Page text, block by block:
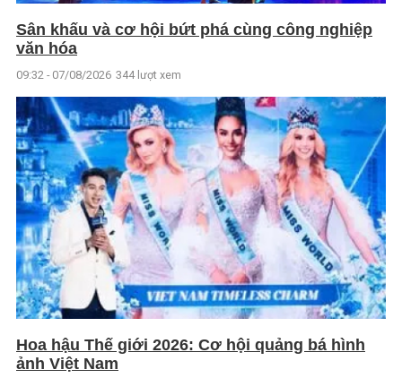
Sân khấu và cơ hội bứt phá cùng công nghiệp
văn hóa
09:32 - 07/08/2026 344 lượt xem
Hoa hậu Thế giới 2026: Cơ hội quảng bá hình
ảnh Việt Nam